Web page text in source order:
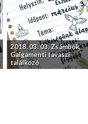
2018. 03. 03. Zsámbok,
Galgamenti tavaszi
találkozó